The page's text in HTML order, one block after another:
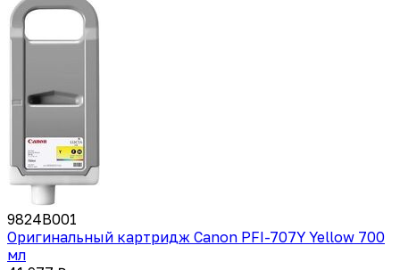
9824B001
Оригинальный картридж Canon PFI-707Y Yellow 700
мл